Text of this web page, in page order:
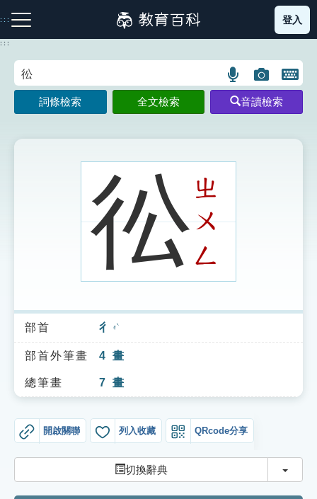
到
主
:::
注音索引圖示 筆畫索引圖示 部首索引表圖示
索引選單
知識索引
單字索引
登入
:::
語
言
搜
示
圖
片
搜
開
鍵
圖
詞條檢索 全文檢索 音讀檢索
彸ㄓ
ㄨ
ㄥ
部首 彳 ㄔˋ
部首外筆畫 4 畫
總筆畫 7 畫
開啟關聯 列入收藏 QRcode分享
切換辭典 切換